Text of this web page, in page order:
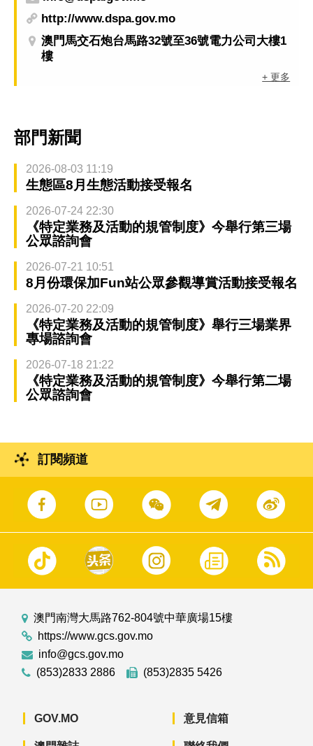
http://www.dspa.gov.mo
澳門馬交石炮台馬路32號至36號電力公司大樓1
樓
+ 更多
部門新聞
2026-08-03 11:19
生態區8月生態活動接受報名
2026-07-24 22:30
《特定業務及活動的規管制度》今舉行第三場
公眾諮詢會
2026-07-21 10:51
8月份環保加Fun站公眾參觀導賞活動接受報名
2026-07-20 22:09
《特定業務及活動的規管制度》舉行三場業界
專場諮詢會
2026-07-18 21:22
《特定業務及活動的規管制度》今舉行第二場
公眾諮詢會
訂閱頻道
澳門南灣大馬路762-804號中華廣場15樓
https://www.gcs.gov.mo
info@gcs.gov.mo
(853)2833 2886
(853)2835 5426
GOV.MO 意見信箱